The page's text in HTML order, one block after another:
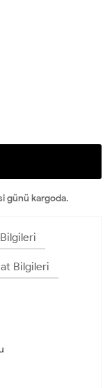
günü kargoda.
Bilgileri